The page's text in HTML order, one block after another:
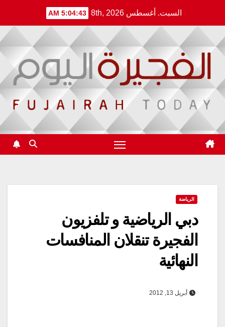
content
السبت. أغسطس 8th, 2026 5:04:43 AM
الرياضة
دبي الرياضية و تلفزيون
الفجيرة تنقلان المنافسات
النهائية
أبريل 13, 2012